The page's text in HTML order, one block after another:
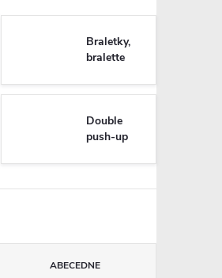
Braletky,
bralette
Double
push-up
ABECEDNE